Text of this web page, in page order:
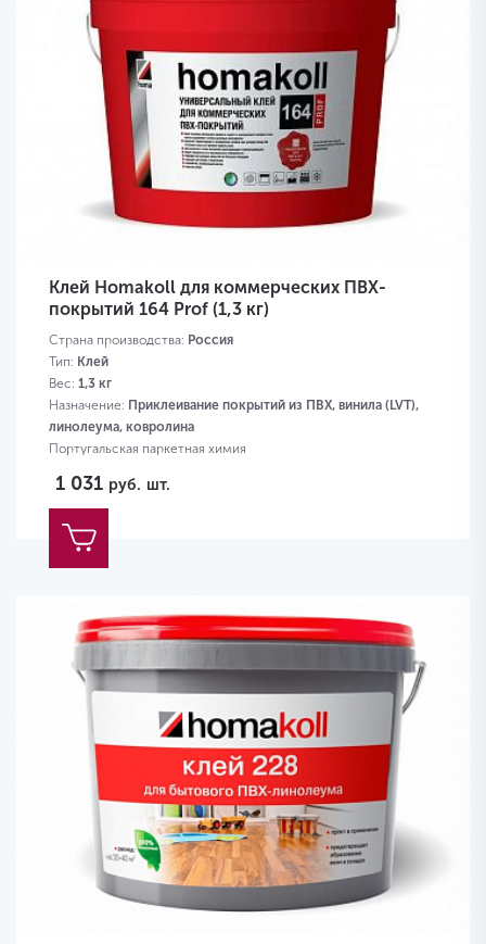
Клей Homakoll для коммерческих ПВХ-
покрытий 164 Prof (1,3 кг)
Страна производства: Россия
Тип: Клей
Вес: 1,3 кг
Назначение: Приклеивание покрытий из ПВХ, винила (LVT),
линолеума, ковролина
Португальская паркетная химия
1 031 руб. шт.